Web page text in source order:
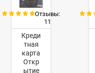
Отзывы:
11
Креди
тная
карта
Откр
ытие